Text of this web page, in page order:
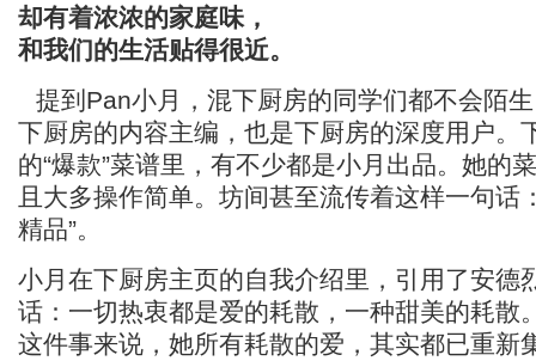
却有着浓浓的家庭味，
和我们的生活贴得很近。
提到Pan小月，混下厨房的同学们都不会陌
下厨房的内容主编，也是下厨房的深度用户。
的“爆款”菜谱里，有不少都是小月出品。她的
且大多操作简单。坊间甚至流传着这样一句话
精品”。
小月在下厨房主页的自我介绍里，引用了安德
话：一切热衷都是爱的耗散，一种甜美的耗散
这件事来说，她所有耗散的爱，其实都已重新